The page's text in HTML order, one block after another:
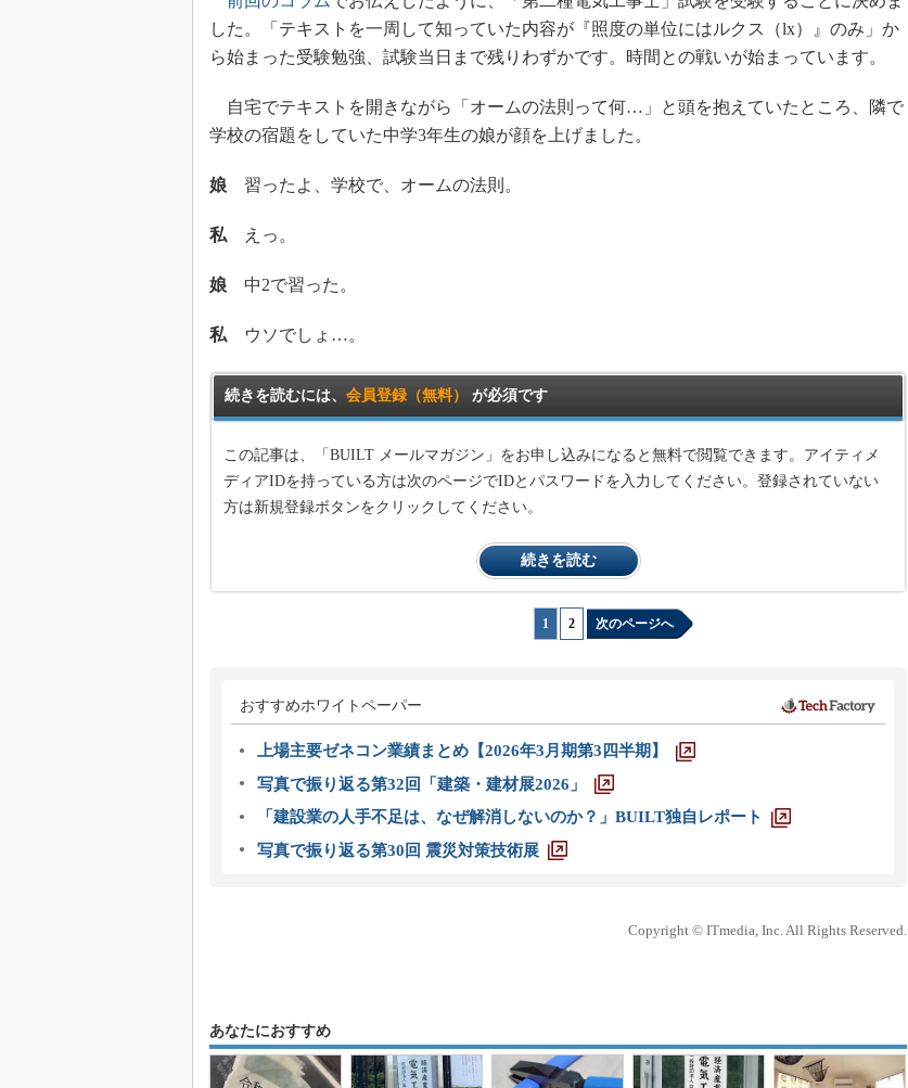
した。「テキストを一周して知っていた内容が『照度の単位にはルクス（lx）』のみ」か
ら始まった受験勉強、試験当日まで残りわずかです。時間との戦いが始まっています。
自宅でテキストを開きながら「オームの法則って何…」と頭を抱えていたところ、隣で
学校の宿題をしていた中学3年生の娘が顔を上げました。
娘 習ったよ、学校で、オームの法則。
私 えっ。
娘 中2で習った。
私 ウソでしょ…。
続きを読むには、 会員登録（無料） が必須です
この記事は、「BUILT メールマガジン」をお申し込みになると無料で閲覧できます。アイティメ
ディアIDを持っている方は次のページでIDとパスワードを入力してください。登録されていない
方は新規登録ボタンをクリックしてください。
続きを読む
1 2 次のページへ
おすすめホワイトペーパー
上場主要ゼネコン業績まとめ【2026年3月期第3四半期】
写真で振り返る第32回「建築・建材展2026」
「建設業の人手不足は、なぜ解消しないのか？」BUILT独自レポート
写真で振り返る第30回 震災対策技術展
Copyright © ITmedia, Inc. All Rights Reserved.
あなたにおすすめ